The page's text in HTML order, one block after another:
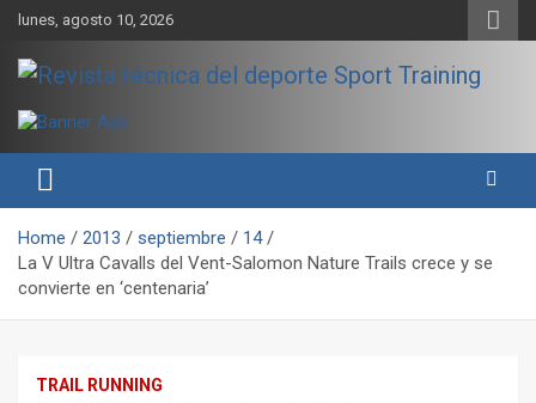
Skip
content
lunes, agosto 10, 2026
Revista técnica del deporte
Sport Training
rendimiento, nutrición y entrenamiento.
Home 2013 septiembre
14
La V Ultra Cavalls del Vent-Salomon Nature Trails crece y se
convierte en ‘centenaria’
TRAIL RUNNING